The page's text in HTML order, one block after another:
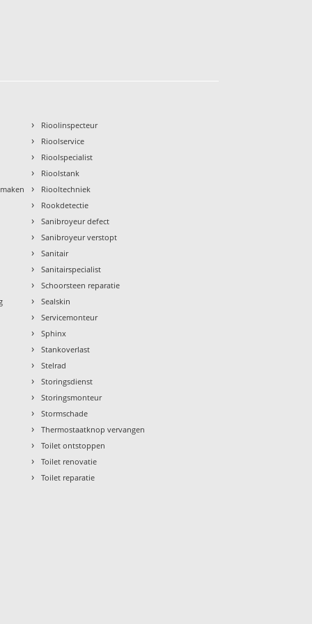
› Rioolinspecteur
› Rioolservice
› Rioolspecialist
› Rioolstank
› Riooltechniek
› Rookdetectie
› Sanibroyeur defect
› Sanibroyeur verstopt
› Sanitair
› Sanitairspecialist
› Schoorsteen reparatie
› Sealskin
› Servicemonteur
› Sphinx
› Stankoverlast
› Stelrad
› Storingsdienst
› Storingsmonteur
› Stormschade
› Thermostaatknop vervangen
› Toilet ontstoppen
› Toilet renovatie
› Toilet reparatie